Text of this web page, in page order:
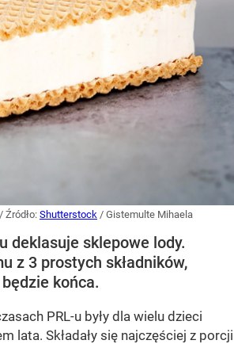
/ Źródło: Shutterstock / Gistemulte Mihaela
deklasuje sklepowe lody.
z 3 prostych składników,
końca.
PRL-u były dla wielu dzieci
lata. Składały się najczęściej z porcji